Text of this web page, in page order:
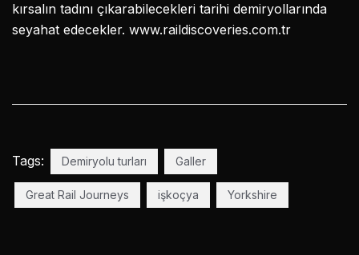
kırsalın tadını çıkarabilecekleri tarihi demiryollarında
seyahat edecekler. www.raildiscoveries.com.tr
Tags: Demiryolu turları Galler
Great Rail Journeys işkoçya Yorkshire